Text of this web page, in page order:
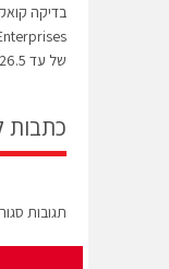
של עד 26.5 GHz
כתבות
תגובות